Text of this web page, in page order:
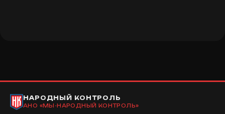
НАРОДНЫЙ КОНТРОЛЬ
АНО «МЫ-НАРОДНЫЙ КОНТРОЛЬ»